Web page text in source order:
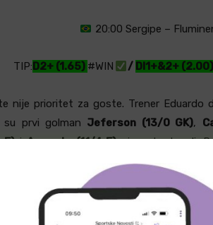
20:00 Sergipe –
TIP: D2+ (1.65) #WIN / DI1+&2+ (2.00)
nije prioritet za goste. Trener Eduardo
prvi golman Jeferson (13/0 GK),
F)iAugusto (11/4 F)nisu otputovali.
neće moći samo da računa na
raspolaganju svom treneru Rafaelu.